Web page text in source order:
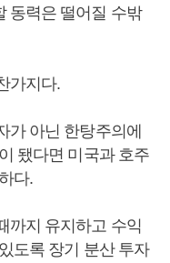
동력은 떨어질 수밖
가지다.
가 아닌 한탕주의에
됐다면 미국과 호주
다.
까지 유지하고 수익
도록 장기 분산 투자